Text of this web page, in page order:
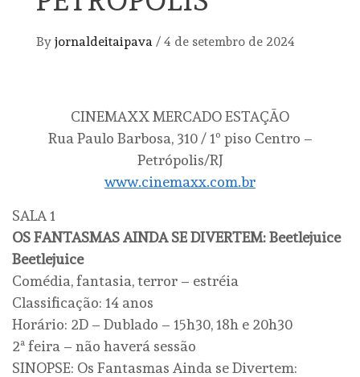
By jornaldeitaipava / 4 de setembro de 2024
CINEMAXX MERCADO ESTAÇÃO
Rua Paulo Barbosa, 310 / 1º piso Centro –
Petrópolis/RJ
www.cinemaxx.com.br
SALA 1
OS FANTASMAS AINDA SE DIVERTEM: Beetlejuice
Beetlejuice
Comédia, fantasia, terror – estréia
Classificação: 14 anos
Horário: 2D – Dublado – 15h30, 18h e 20h30
2ª feira – não haverá sessão
SINOPSE: Os Fantasmas Ainda se Divertem: